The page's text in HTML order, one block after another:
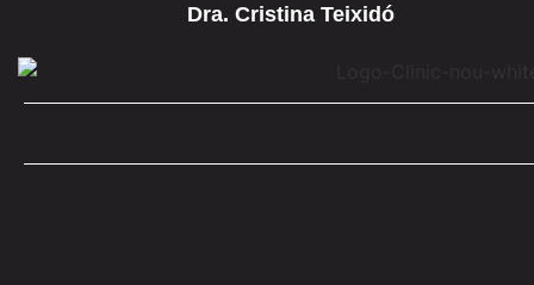
Dra. Cristina Teixidó